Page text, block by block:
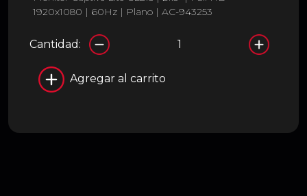
1920x1080 | 60Hz | Plano | AC-943253
Cantidad:
Agregar al carrito